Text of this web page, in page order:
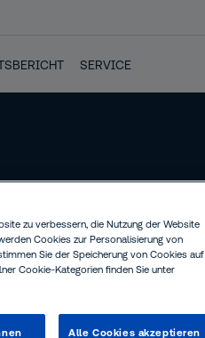
SERVICE
zu verbessern, die Nutzung der Website
Cookies zur Personalisierung von
Sie der Speicherung von Cookies auf
Cookie-Kategorien finden Sie unter
Alle Cookies akzeptieren